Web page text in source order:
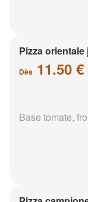
Pizza
Dès 11.50 €
Base tomate,